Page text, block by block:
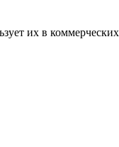
их в